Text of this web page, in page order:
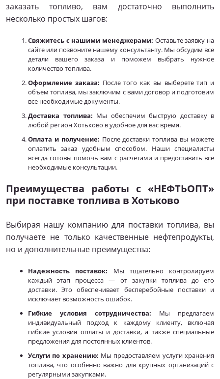
заказать топливо, вам достаточно выполнить
несколько простых шагов:
Свяжитесь с нашими менеджерами: Оставьте заявку на
сайте или позвоните нашему консультанту. Мы обсудим все
детали вашего заказа и поможем выбрать нужное
количество топлива.
Оформление заказа: После того как вы выберете тип и
объем топлива, мы заключим с вами договор и подготовим
все необходимые документы.
Доставка топлива: Мы обеспечим быструю доставку в
любой регион Хотьково в удобное для вас время.
Оплата и получение: После доставки топлива вы можете
оплатить заказ удобным способом. Наши специалисты
всегда готовы помочь вам с расчетами и предоставить все
необходимые консультации.
Преимущества работы с «НЕФТЬОПТ»
при поставке топлива в Хотьково
Выбирая нашу компанию для поставки топлива, вы
получаете не только качественные нефтепродукты,
но и дополнительные преимущества:
Надежность поставок: Мы тщательно контролируем
каждый этап процесса — от закупки топлива до его
доставки. Это обеспечивает бесперебойные поставки и
исключает возможность ошибок.
Гибкие условия сотрудничества: Мы предлагаем
индивидуальный подход к каждому клиенту, включая
гибкие условия оплаты и доставки, а также специальные
предложения для постоянных клиентов.
Услуги по хранению: Мы предоставляем услуги хранения
топлива, что особенно важно для крупных организаций с
регулярными закупками.